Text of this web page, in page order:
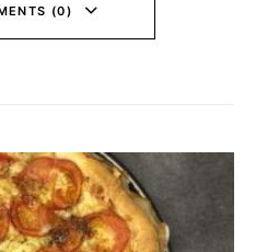
(0)